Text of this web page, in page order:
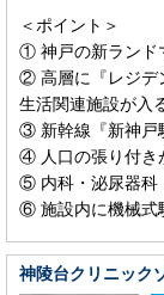
＜ポイント＞
① 神戸の新ランド
② 高層に『レジデ
生活関連施設が入
③ 新幹線『新神戸
④ 人口の張り付き
⑤ 内科・泌尿器科
⑥ 施設内に機械式
神陵台クリニック